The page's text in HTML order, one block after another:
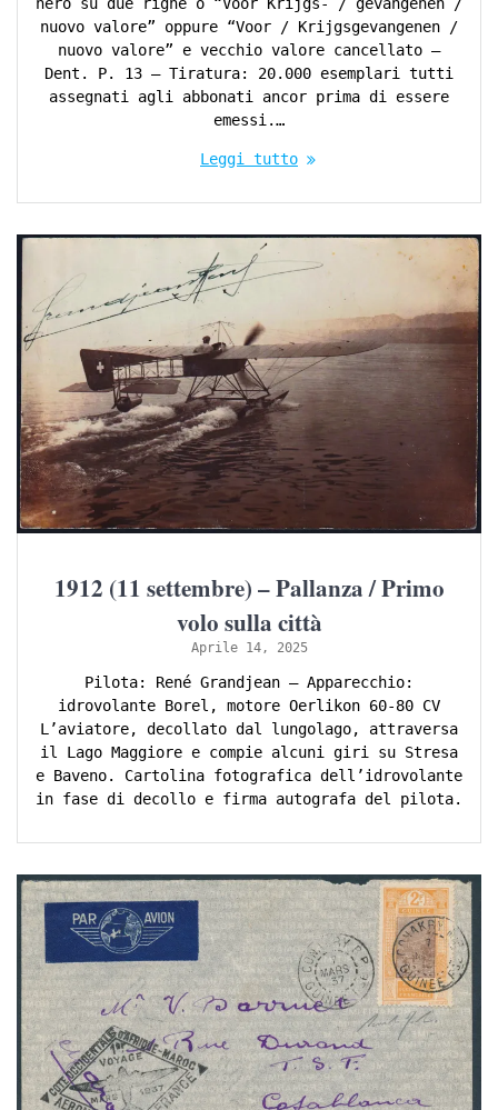
nuovo valore” oppure “Voor / Krijgsgevangenen /
nuovo valore” e vecchio valore cancellato –
Dent. P. 13 – Tiratura: 20.000 esemplari tutti
assegnati agli abbonati ancor prima di essere
emessi.…
Leggi tutto
1912 (11 settembre) – Pallanza / Primo
volo sulla città
Aprile 14, 2025
Pilota: René Grandjean – Apparecchio:
idrovolante Borel, motore Oerlikon 60-80 CV
L’aviatore, decollato dal lungolago, attraversa
il Lago Maggiore e compie alcuni giri su Stresa
e Baveno. Cartolina fotografica dell’idrovolante
in fase di decollo e firma autografa del pilota.